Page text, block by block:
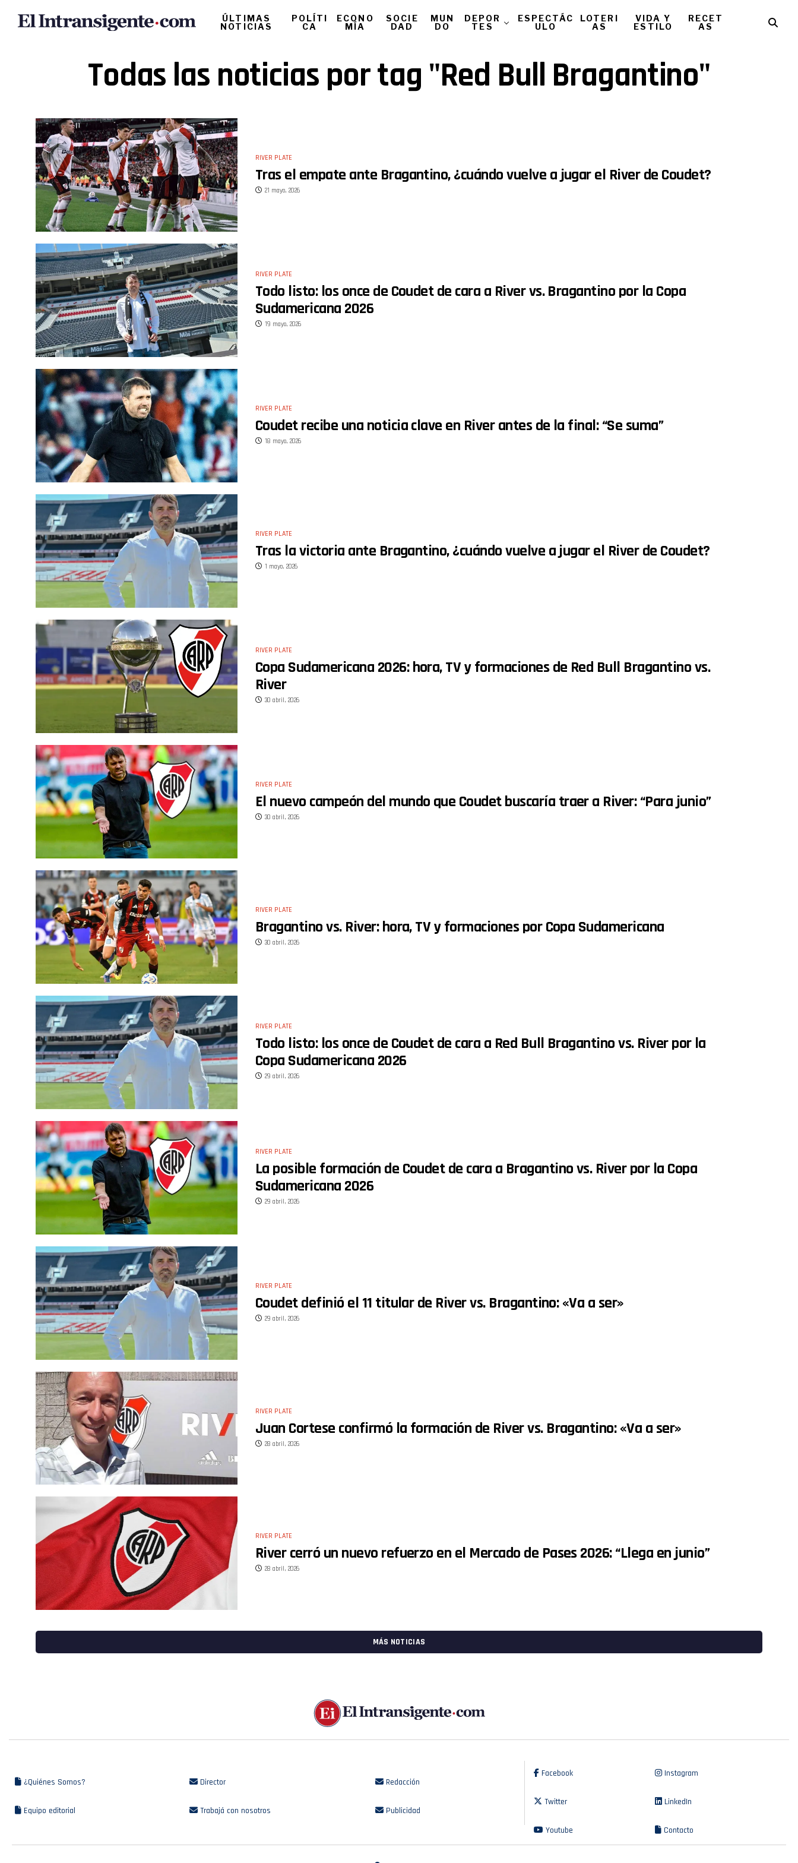
ÚLTIMAS
NOTICIAS
POLÍTI
CA
ECONO
MÍA
SOCIE
DAD
MUN
DO
DEPOR
TES
ESPECTÁC
ULO
LOTERI
AS
VIDA Y
ESTILO
RECET
AS
Todas las noticias por tag "Red Bull Bragantino"
RIVER PLATE
Tras el empate ante Bragantino, ¿cuándo vuelve a jugar el River de Coudet?
21 mayo, 2026
RIVER PLATE
Todo listo: los once de Coudet de cara a River vs. Bragantino por la Copa
Sudamericana 2026
19 mayo, 2026
RIVER PLATE
Coudet recibe una noticia clave en River antes de la final: “Se suma”
18 mayo, 2026
RIVER PLATE
Tras la victoria ante Bragantino, ¿cuándo vuelve a jugar el River de Coudet?
1 mayo, 2026
RIVER PLATE
Copa Sudamericana 2026: hora, TV y formaciones de Red Bull Bragantino vs.
River
30 abril, 2026
RIVER PLATE
El nuevo campeón del mundo que Coudet buscaría traer a River: “Para junio”
30 abril, 2026
RIVER PLATE
Bragantino vs. River: hora, TV y formaciones por Copa Sudamericana
30 abril, 2026
RIVER PLATE
Todo listo: los once de Coudet de cara a Red Bull Bragantino vs. River por la
Copa Sudamericana 2026
29 abril, 2026
RIVER PLATE
La posible formación de Coudet de cara a Bragantino vs. River por la Copa
Sudamericana 2026
29 abril, 2026
RIVER PLATE
Coudet definió el 11 titular de River vs. Bragantino: «Va a ser»
29 abril, 2026
RIVER PLATE
Juan Cortese confirmó la formación de River vs. Bragantino: «Va a ser»
28 abril, 2026
RIVER PLATE
River cerró un nuevo refuerzo en el Mercado de Pases 2026: “Llega en junio”
28 abril, 2026
MÁS NOTICIAS
¿Quiénes Somos? Director Redacción
Equipo editorial Trabajá con nosotros Publicidad
Facebook Instagram
Twitter LinkedIn
Youtube Contacto